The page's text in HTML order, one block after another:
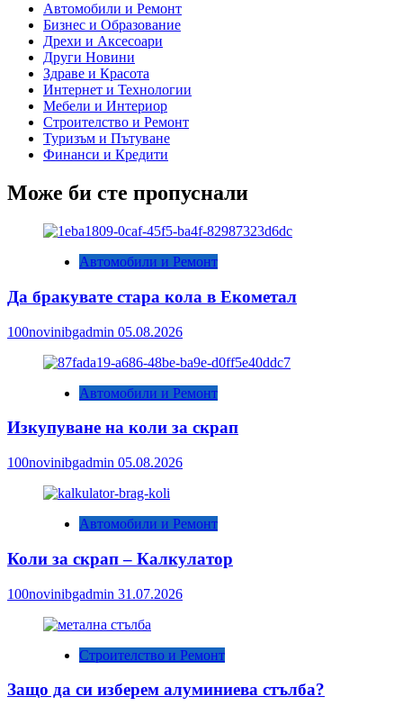
Автомобили и Ремонт
Бизнес и Образование
Дрехи и Аксесоари
Други Новини
Здраве и Красота
Интернет и Технологии
Мебели и Интериор
Строителство и Ремонт
Туризъм и Пътуване
Финанси и Кредити
Може би сте пропуснали
Автомобили и Ремонт
Да бракувате стара кола в Екометал
100novinibgadmin 05.08.2026
Автомобили и Ремонт
Изкупуване на коли за скрап
100novinibgadmin 05.08.2026
Автомобили и Ремонт
Коли за скрап – Калкулатор
100novinibgadmin 31.07.2026
Строителство и Ремонт
Защо да си изберем алуминиева стълба?